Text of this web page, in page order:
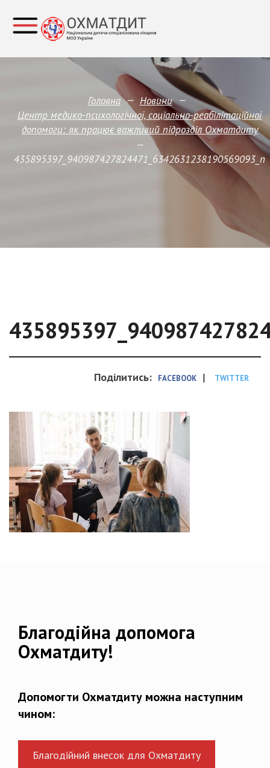
Головна — Новини —
Центр медико-психологічної, соціально-реабілітаційної
допомоги: як працює важливий підрозділ Охматдиту
—
435895397_940987427824471_6342631238190569093_n
Поділитись: FACEBOOK | TWITTER
Благодійна допомога
Охматдиту!
Допомогти Охматдиту можна наступним
чином:
Благодійний внесок для Охматдиту